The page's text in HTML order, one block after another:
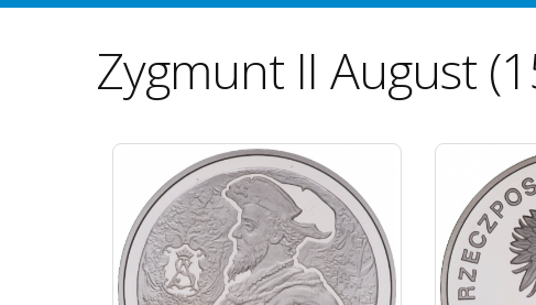
Zygmunt II August